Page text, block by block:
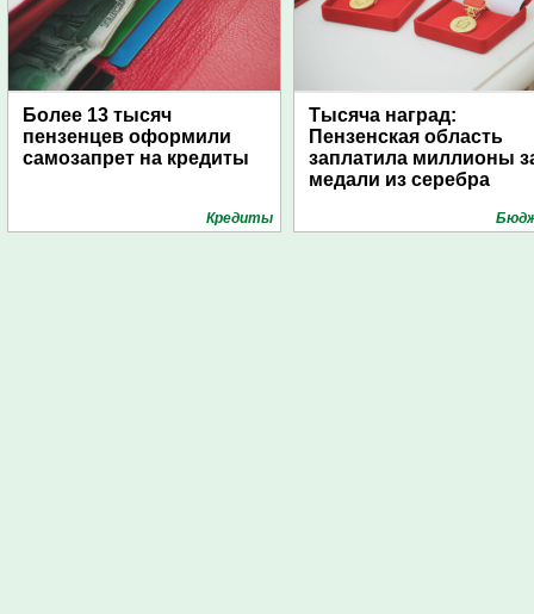
Более 13 тысяч
пензенцев оформили
самозапрет на кредиты
Кредиты
Тысяча наград:
Пензенская область
заплатила миллионы
медали из серебра